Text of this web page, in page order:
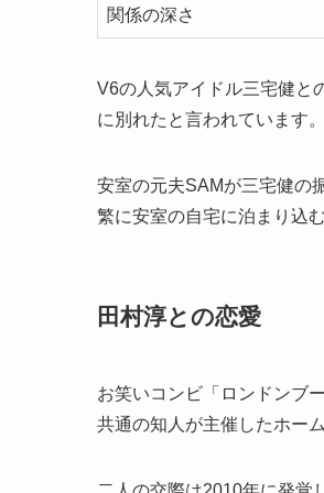
関係の深さ
V6の人気アイドル三宅健と
に別れたと言われています。
安室の元夫SAMが三宅健の
繁に安室の自宅に泊まり込
田村淳との恋愛
お笑いコンビ「ロンドンブ
共通の知人が主催したホー